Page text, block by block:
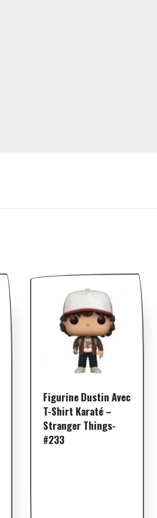
Figurine Dustin Avec
T-Shirt Karaté –
Stranger Things-
#233